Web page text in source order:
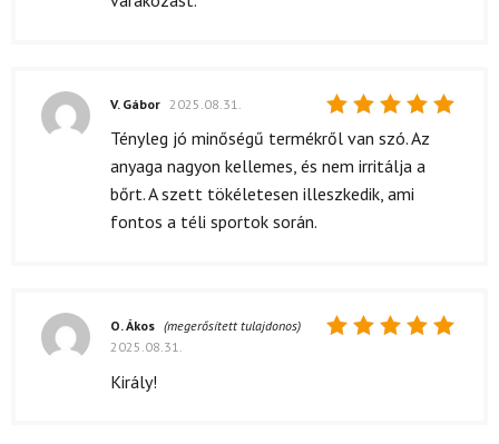
Értékelés:
V. Gábor 2025.08.31.
Tényleg jó minőségű termékről van szó. Az
anyaga nagyon kellemes, és nem irritálja a
bőrt. A szett tökéletesen illeszkedik, ami
fontos a téli sportok során.
O. Ákos (megerősített tulajdonos)
2025.08.31.
Király!